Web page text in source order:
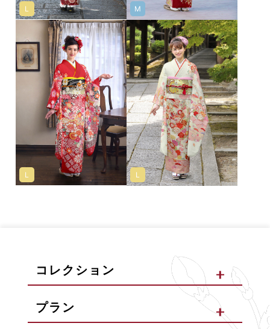
L M
L L
コレクション
プラン